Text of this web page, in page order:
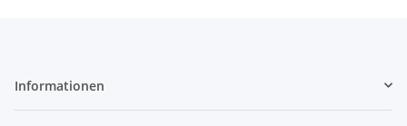
Informationen